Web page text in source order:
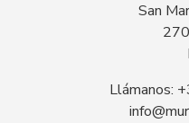
San
Llámanos: